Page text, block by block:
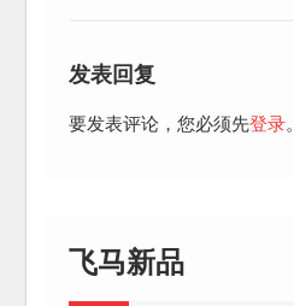
发表回复
要发表评论，您必须先登录。
飞马新品